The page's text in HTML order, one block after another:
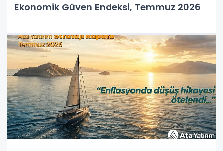
Ekonomik Güven Endeksi, Temmuz 2026